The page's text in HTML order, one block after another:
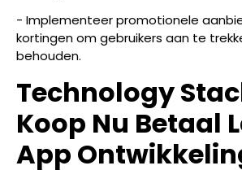
- Implementeer promotionele
kortingen om gebruikers aan te
behouden.
Technology
Koop Nu Betaal
App